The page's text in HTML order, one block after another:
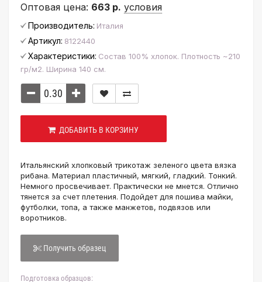
Оптовая цена: 663 р. условия
Производитель: Италия
Артикул: 8122440
Характеристики: Состав 100% хлопок. Плотность ~210
гр/м2. Ширина 140 см.
ДОБАВИТЬ В КОРЗИНУ
Итальянский хлопковый трикотаж зеленого цвета вязка
рибана. Материал пластичный, мягкий, гладкий. Тонкий.
Немного просвечивает. Практически не мнется. Отлично
тянется за счет плетения. Подойдет для пошива майки,
футболки, топа, а также манжетов, подвязов или
воротников.
Получить образец
Подготовка образцов: